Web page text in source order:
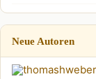
Neue Autoren